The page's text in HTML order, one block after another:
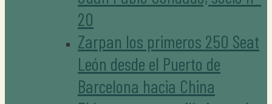
20
Zarpan los primeros 250 Seat
León desde el Puerto de
Barcelona hacia China